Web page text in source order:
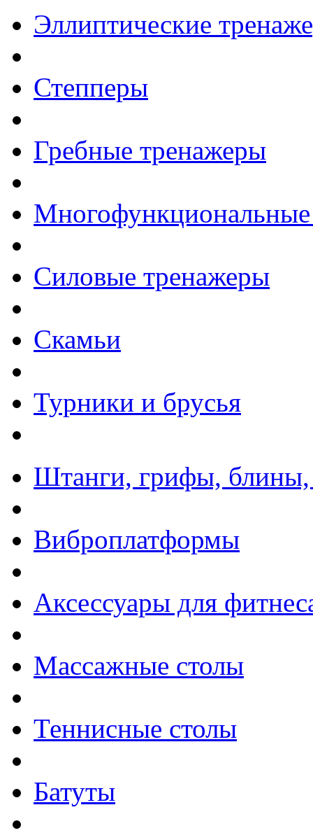
Эллиптические
Степперы
Гребные тренажеры
Силовые тренажеры
Скамьи
Турники и брусья
Штанги, грифы, блины,
Виброплатформы
Аксессуары для
Массажные столы
Теннисные столы
Батуты